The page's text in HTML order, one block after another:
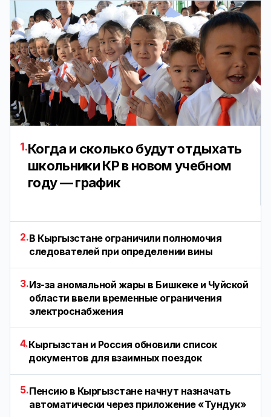
1.Когда и сколько будут отдыхать
школьники КР в новом учебном
году — график
2.В Кыргызстане ограничили полномочия
следователей при определении вины
3.Из-за аномальной жары в Бишкеке и Чуйской
области ввели временные ограничения
электроснабжения
4.Кыргызстан и Россия обновили список
документов для взаимных поездок
5.Пенсию в Кыргызстане начнут назначать
автоматически через приложение «Тундук»